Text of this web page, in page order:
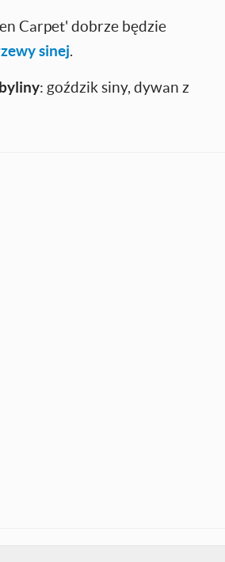
Carpet' dobrze będzie
sinej.
byliny: goździk siny, dywan z